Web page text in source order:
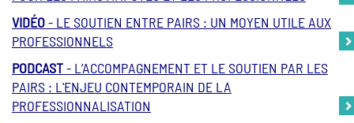
VIDÉO- LE SOUTIEN ENTRE PAIRS : UN MOYEN UTILE AUX
PROFESSIONNELS
PODCAST- L’ACCOMPAGNEMENT ET LE SOUTIEN PAR LES
PAIRS : L'ENJEU CONTEMPORAIN DE LA
PROFESSIONNALISATION